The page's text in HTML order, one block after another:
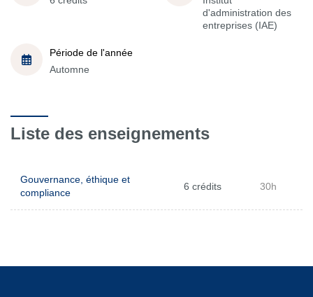
d'administration des
entreprises (IAE)
Période de l'année
Automne
Liste des enseignements
Gouvernance, éthique et
compliance
6 crédits 30h